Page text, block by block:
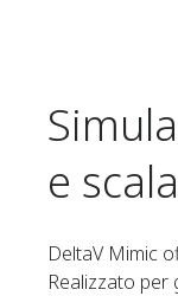
e
DeltaV Mimic
Realizzato